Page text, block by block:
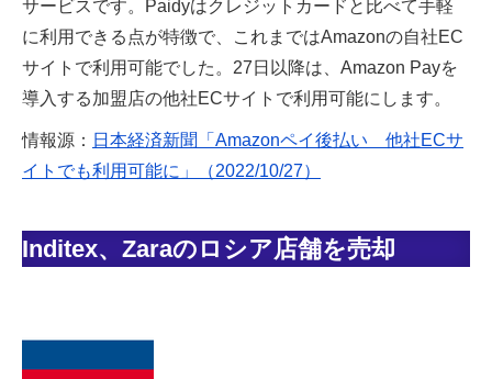
サービスです。Paidyはクレジットカードと比べて手軽
に利用できる点が特徴で、これまではAmazonの自社EC
サイトで利用可能でした。27日以降は、Amazon Payを
導入する加盟店の他社ECサイトで利用可能にします。
情報源： 日本経済新聞「Amazonペイ後払い 他社ECサ
イトでも利用可能に」（2022/10/27）
Inditex、Zaraのロシア店舗を売却